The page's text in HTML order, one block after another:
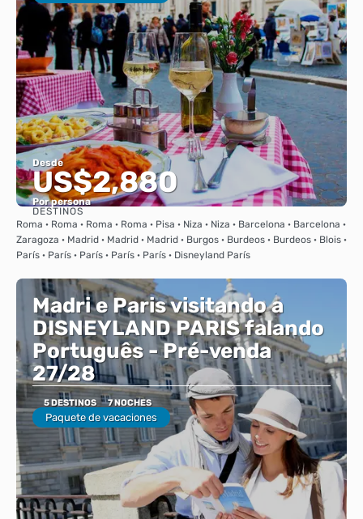
Desde
US$2,880
Por persona
Ver
DESTINOS
Roma · Roma · Roma · Roma · Pisa · Niza · Niza · Barcelona · Barcelona ·
Zaragoza · Madrid · Madrid · Madrid · Burgos · Burdeos · Burdeos · Blois ·
París · París · París · París · París · Disneyland París
Madri e Paris visitando a
DISNEYLAND PARIS falando
Português - Pré-venda
27/28
5 DESTINOS 7 NOCHES
Paquete de vacaciones